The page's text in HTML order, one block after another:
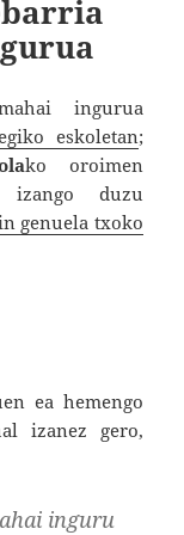
ingurua
eskoletan;
ko oroimen
izango duzu
genuela txoko
ea hemengo
izanez gero,
inguru